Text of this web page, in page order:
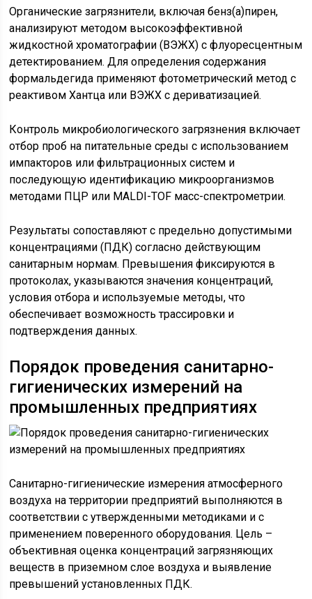
Органические загрязнители, включая бенз(а)пирен,
анализируют методом высокоэффективной
жидкостной хроматографии (ВЭЖХ) с флуоресцентным
детектированием. Для определения содержания
формальдегида применяют фотометрический метод с
реактивом Хантца или ВЭЖХ с дериватизацией.
Контроль микробиологического загрязнения включает
отбор проб на питательные среды с использованием
импакторов или фильтрационных систем и
последующую идентификацию микроорганизмов
методами ПЦР или MALDI-TOF масс-спектрометрии.
Результаты сопоставляют с предельно допустимыми
концентрациями (ПДК) согласно действующим
санитарным нормам. Превышения фиксируются в
протоколах, указываются значения концентраций,
условия отбора и используемые методы, что
обеспечивает возможность трассировки и
подтверждения данных.
Порядок проведения санитарно-
гигиенических измерений на
промышленных предприятиях
Санитарно-гигиенические измерения атмосферного
воздуха на территории предприятий выполняются в
соответствии с утвержденными методиками и с
применением поверенного оборудования. Цель –
объективная оценка концентраций загрязняющих
веществ в приземном слое воздуха и выявление
превышений установленных ПДК.